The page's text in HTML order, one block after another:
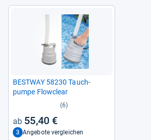
BEST­WAY 58230 Tauch­
pumpe Flow­clear
(6)
55,40 €
3 Angebote vergleichen